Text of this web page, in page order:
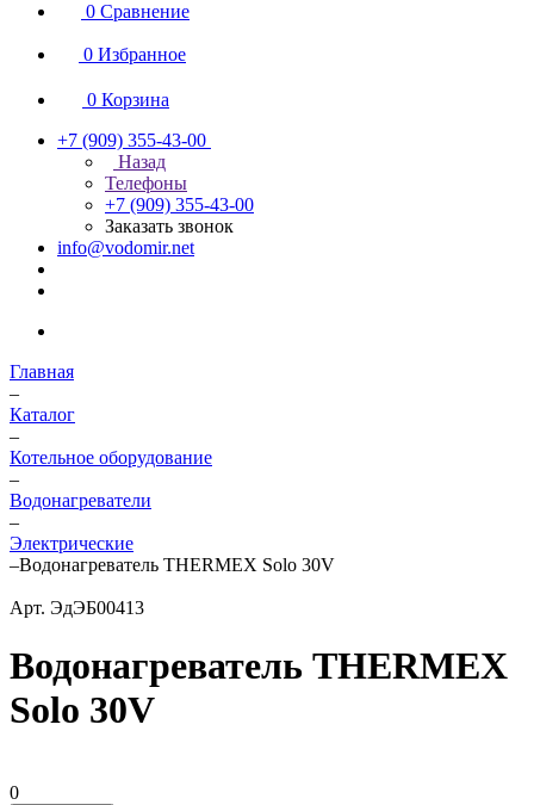
0 Сравнение
0 Избранное
0 Корзина
+7 (909) 355-43-00
Назад
Телефоны
+7 (909) 355-43-00
Заказать звонок
info@vodomir.net
Главная
–
Каталог
–
Котельное оборудование
–
Водонагреватели
–
Электрические
–Водонагреватель THERMEX Solo 30V
Арт. ЭдЭБ00413
Водонагреватель THERMEX
Solo 30V
0